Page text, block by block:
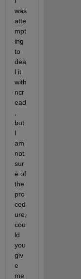
was
atte
mpt
ing
to
dea
l it
with
ncr
ead
but
I
am
not
sur
e of
the
pro
ced
ure,
cou
ld
you
giv
e
me